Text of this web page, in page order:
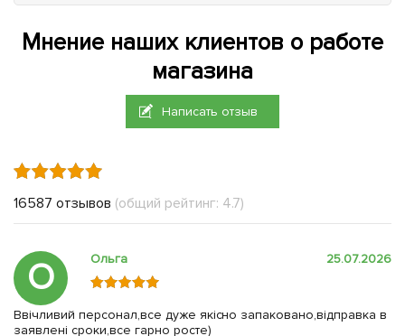
Мнение наших клиентов о работе
магазина
Написать отзыв
16587 отзывов (общий рейтинг: 4.7)
О Ольга 25.07.2026
Ввічливий персонал,все дуже якісно запаковано,відправка в
заявлені сроки,все гарно росте)